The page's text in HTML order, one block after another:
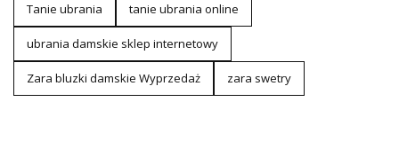
Tanie ubrania tanie ubrania online
ubrania damskie sklep internetowy
Zara bluzki damskie Wyprzedaż zara swetry